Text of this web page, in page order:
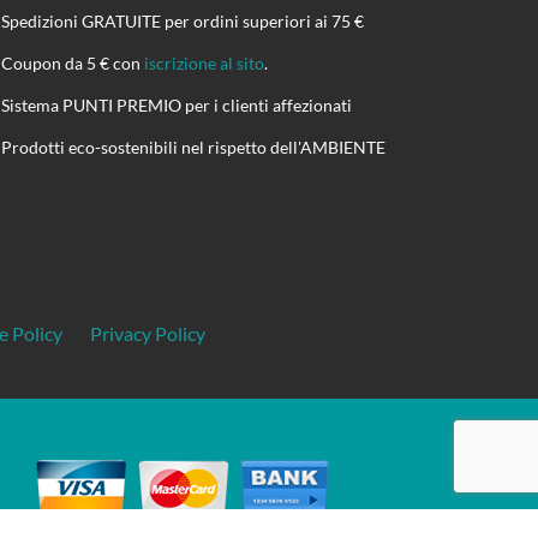
Spedizioni GRATUITE per ordini superiori ai 75 €
Coupon da 5 € con iscrizione al sito.
Sistema PUNTI PREMIO per i clienti affezionati
Prodotti eco-sostenibili nel rispetto dell'AMBIENTE
Policy Privacy Policy